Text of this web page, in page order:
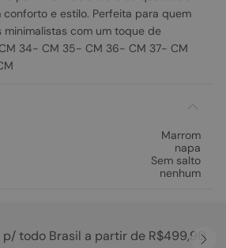
conforto e estilo. Perfeita para quem
com um toque de
34- CM 35- CM 36- CM 37- CM
Marrom
napa
Sem salto
nenhum
p/ todo Brasil a partir de R$499,90